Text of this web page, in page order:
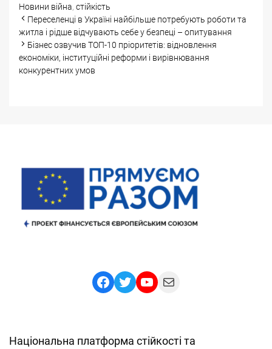
Categories
Новини Tags
війна, стійкість
Post
navigation
Переселенці в Україні найбільше потребують роботи та
житла і рідше відчувають себе у безпеці – опитування
Бізнес озвучив ТОП-10 пріоритетів: відновлення
економіки, інституційні реформи і вирівнювання
конкурентних умов
Facebook
TwitterYouTube
Mail
Національна платформа стійкості та